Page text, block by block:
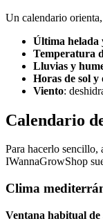
Un calendario
Última helada
Temperatura
Lluvias y
Horas de sol y
Viento:
Calendario
Para hacerlo sencillo,
IWannaGrowShop
Clima
Ventana habitual